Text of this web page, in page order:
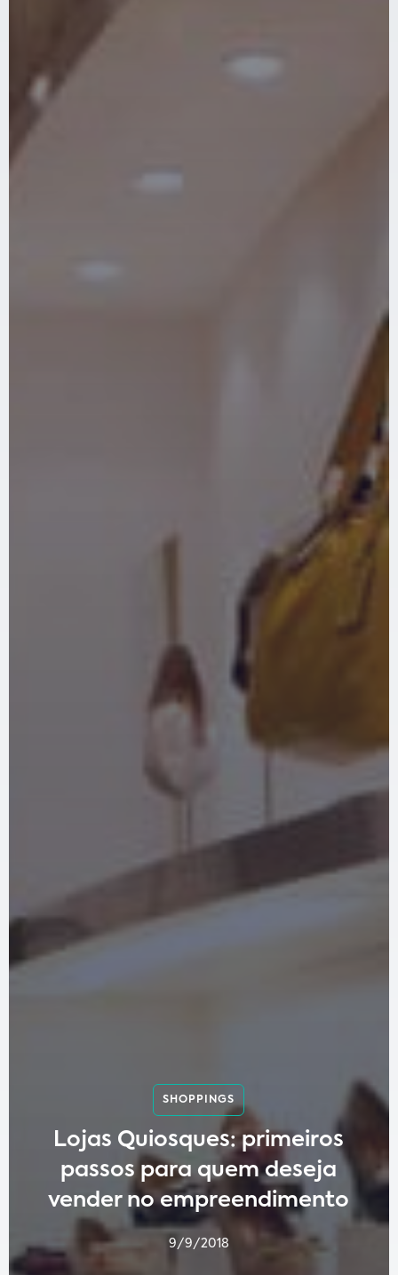
SHOPPINGS
Lojas Quiosques: primeiros
passos para quem deseja
vender no empreendimento
9/9/2018